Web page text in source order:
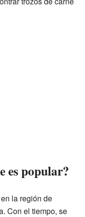
es popular?
la región de
Con el tiempo, se